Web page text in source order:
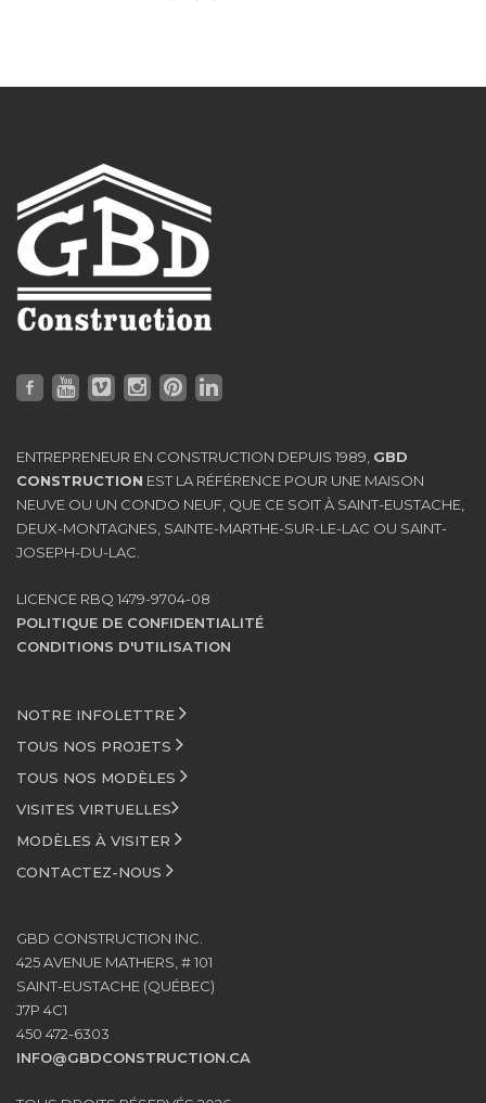
ENTREPRENEUR EN CONSTRUCTION DEPUIS 1989, GBD
CONSTRUCTION EST LA RÉFÉRENCE POUR UNE MAISON
NEUVE OU UN CONDO NEUF, QUE CE SOIT À SAINT-EUSTACHE,
DEUX-MONTAGNES, SAINTE-MARTHE-SUR-LE-LAC OU SAINT-
JOSEPH-DU-LAC.
LICENCE RBQ 1479-9704-08
POLITIQUE DE CONFIDENTIALITÉ
CONDITIONS D'UTILISATION
NOTRE INFOLETTRE
TOUS NOS PROJETS
TOUS NOS MODÈLES
VISITES VIRTUELLES
MODÈLES À VISITER
CONTACTEZ-NOUS
GBD CONSTRUCTION INC.
425 AVENUE MATHERS, # 101
SAINT-EUSTACHE (QUÉBEC)
J7P 4C1
450 472-6303
INFO@GBDCONSTRUCTION.CA